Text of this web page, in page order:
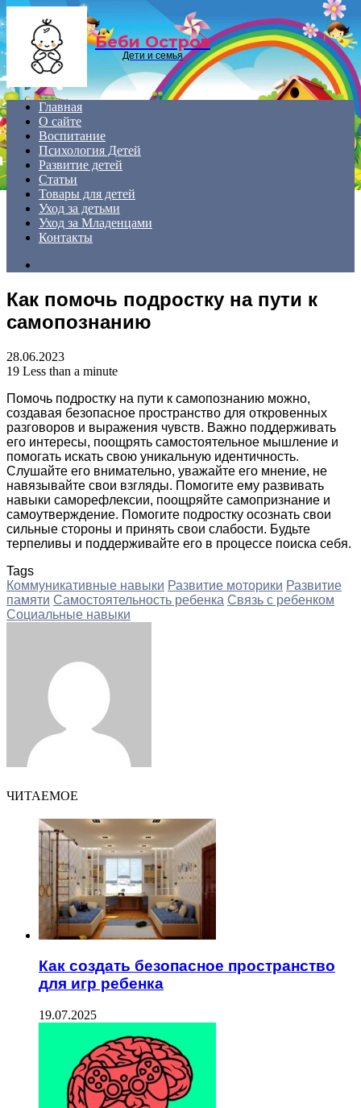
Menu
Беби Остров
Дети и семья
Главная
О сайте
Воспитание
Психология Детей
Развитие детей
Статьи
Товары для детей
Уход за детьми
Уход за Младенцами
Контакты
Как помочь подростку на пути к
самопознанию
28.06.2023
19 Less than a minute
Помочь подростку на пути к самопознанию можно,
создавая безопасное пространство для откровенных
разговоров и выражения чувств. Важно поддерживать
его интересы, поощрять самостоятельное мышление и
помогать искать свою уникальную идентичность.
Слушайте его внимательно, уважайте его мнение, не
навязывайте свои взгляды. Помогите ему развивать
навыки саморефлексии, поощряйте самопризнание и
самоутверждение. Помогите подростку осознать свои
сильные стороны и принять свои слабости. Будьте
терпеливы и поддерживайте его в процессе поиска себя.
Tags
Коммуникативные навыки Развитие моторики Развитие
памяти Самостоятельность ребенка Связь с ребенком
Социальные навыки
ЧИТАЕМОЕ
Как создать безопасное пространство
для игр ребенка
19.07.2025